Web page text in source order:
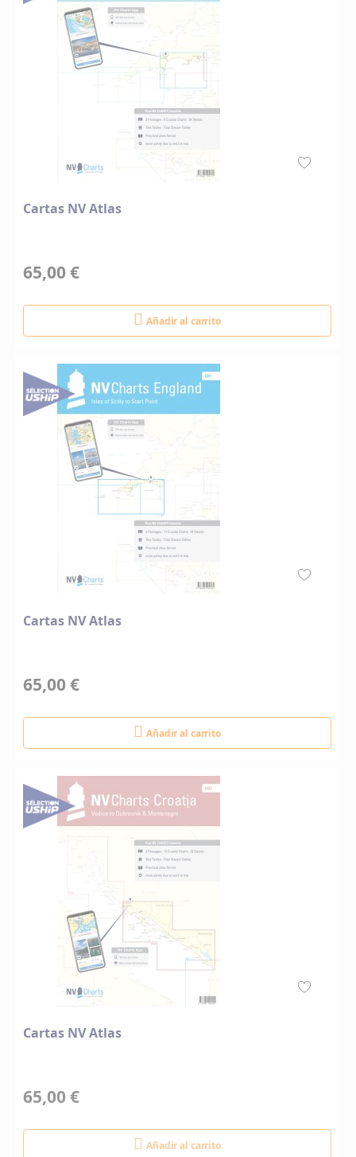
Cartas NV Atlas
65,00 €
Añadir al carrito
Cartas NV Atlas
65,00 €
Añadir al carrito
Cartas NV Atlas
65,00 €
Añadir al carrito